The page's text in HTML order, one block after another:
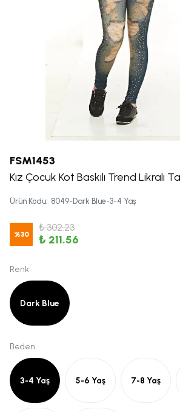
FSM1453
Kız Çocuk Kot Baskılı Trend Likralı
Ürün Kodu: 8049-Dark Blue-3-4 Yaş
%30
₺ 302.23
₺ 211.56
Renk
Dark Blue
Beden
3-4 Yaş 5-6 Yaş 7-8 Yaş